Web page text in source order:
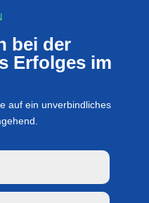
bei der
Erfolges im
auf ein unverbindliches